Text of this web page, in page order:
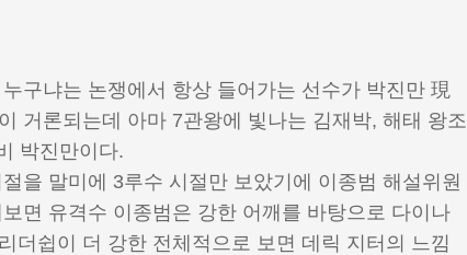
구냐는 논쟁에서 항상 들어가는 선수가 박진만 現
거론되는데 아마 7관왕에 빛나는 김재박, 해태 왕조
박진만이다.
을 말미에 3루수 시절만 보았기에 이종범 해설위원
면 유격수 이종범은 강한 어깨를 바탕으로 다이나
더쉽이 더 강한 전체적으로 보면 데릭 지터의 느낌